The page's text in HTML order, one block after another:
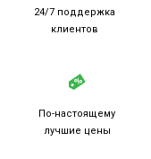
24/7 поддержка
клиентов
По-настоящему
лучшие цены